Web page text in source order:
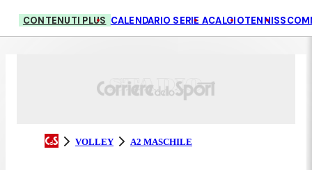
CONTENUTI PLUS CALENDARIO SERIE ACALCIOTENNIS
VOLLEY A2 MASCHILE